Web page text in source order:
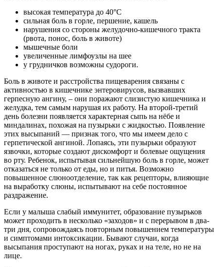
высокая температура до 40°С
сильная боль в горле, першение, кашель
нарушения со стороны желудочно-кишечного тракта
(рвота, понос, боль в животе)
мышечные боли
увеличенные лимфоузлы на шее
у грудничков возможны судороги.
Боль в животе и расстройства пищеварения связаны с
активностью в кишечнике энтеровирусов, вызвавших
герпесную ангину, – они поражают слизистую кишечника и
желудка, тем самым нарушая их работу. На второй-третий
день болезни появляется характерная сыпь на нёбе и
миндалинах, похожая на пузырьки с жидкостью. Появление
этих высыпаний — признак того, что мы имеем дело с
герпетической ангиной. Лопаясь, эти пузырьки образуют
язвочки, которые создают дискомфорт и болевые ощущения
во рту. Ребенок, испытывая сильнейшую боль в горле, может
отказаться не только от еды, но и питья. Возможно
повышенное слюноотделение, так как рецепторы, влияющие
на выработку слюны, испытывают на себе постоянное
раздражение.
Если у малыша слабый иммунитет, образование пузырьков
может проходить в несколько «заходов» и с перерывом в два-
три дня, сопровождаясь повторным повышением температуры
и симптомами интоксикации. Бывают случаи, когда
высыпания проступают на ногах, руках и на теле, но не на
лице.